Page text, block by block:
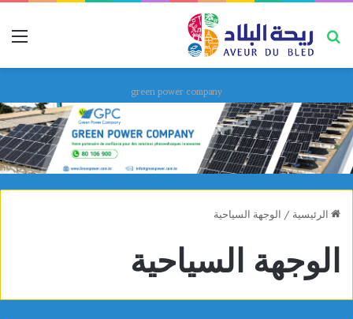
بحث عن
green power company
الرئيسية / الوجهة السياحية
الوجهة السياحية